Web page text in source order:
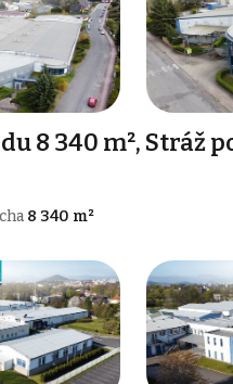
8 340 m², Stráž
8 340 m²